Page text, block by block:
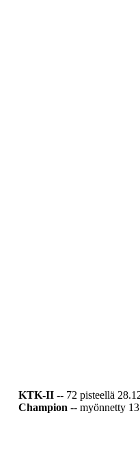
KTK-II -- 72 pisteellä
Champion -- myönnetty